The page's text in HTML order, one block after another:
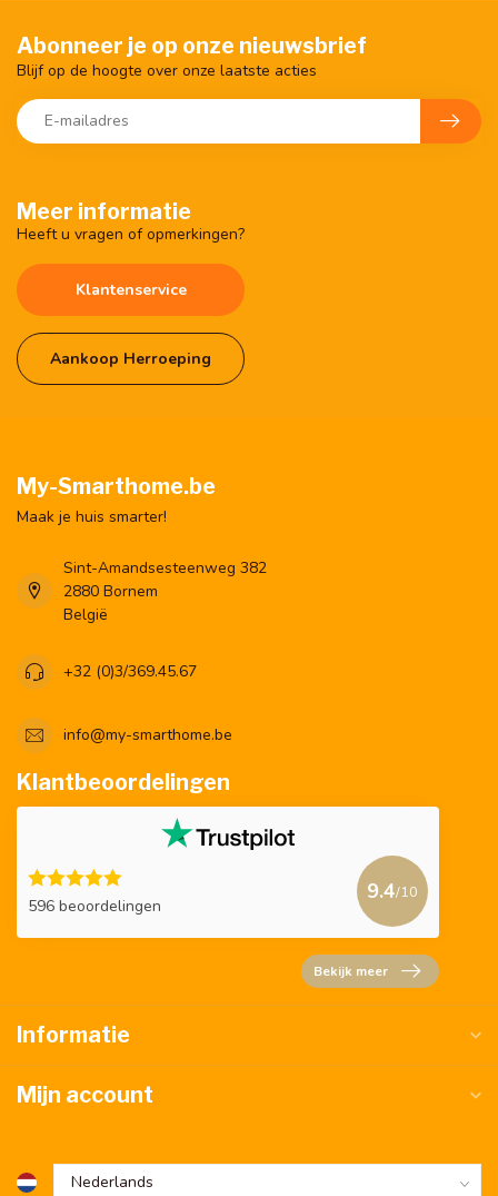
Meer informatie
Heeft u vragen of opmerkingen?
Klantenservice
Aankoop Herroeping
Abonneer je op onze nieuwsbrief
Blijf op de hoogte over onze laatste acties
My-Smarthome.be
Maak je huis smarter!
Sint-Amandsesteenweg 382
2880 Bornem
België
+32 (0)3/369.45.67
info@my-smarthome.be
Klantbeoordelingen
596 beoordelingen
9.4/10
Bekijk meer
Informatie
Mijn account